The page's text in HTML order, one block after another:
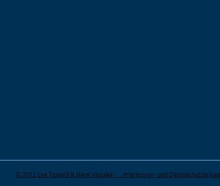
© 2013 Eva Tippold & Hans Vasulka ; Impressium und